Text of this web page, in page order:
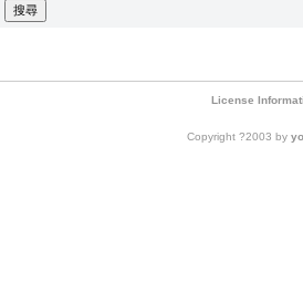
License
Copyright ?2003 by